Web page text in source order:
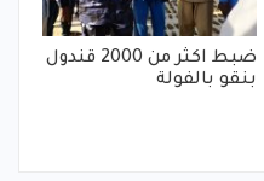
ضبط اكثر من 2000 قندول
بنقو بالفولة